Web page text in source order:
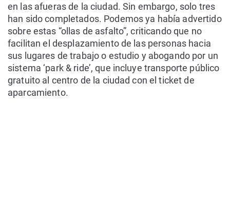
en las afueras de la ciudad. Sin embargo, solo tres
han sido completados. Podemos ya había advertido
sobre estas “ollas de asfalto”, criticando que no
facilitan el desplazamiento de las personas hacia
sus lugares de trabajo o estudio y abogando por un
sistema ‘park & ride’, que incluye transporte público
gratuito al centro de la ciudad con el ticket de
aparcamiento.